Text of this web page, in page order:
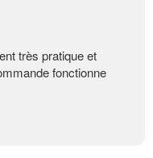
très pratique et
fonctionne